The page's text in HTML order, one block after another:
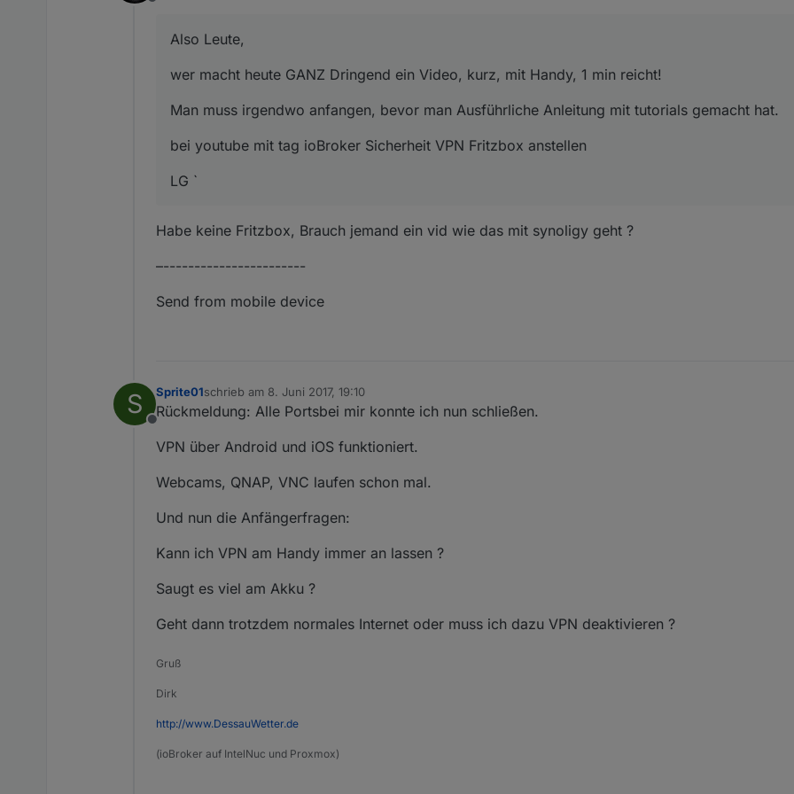
Offline
Also Leute,
wer macht heute GANZ Dringend ein Video, kurz, mit Handy, 1 min reicht!
Man muss irgendwo anfangen, bevor man Ausführliche Anleitung mit tutorials gemacht hat.
bei youtube mit tag ioBroker Sicherheit VPN Fritzbox anstellen
LG `
Habe keine Fritzbox, Brauch jemand ein vid wie das mit synoligy geht ?
–-----------------------
Send from mobile device
S
Offline
Sprite01schrieb am 8. Juni 2017, 19:10
zuletzt editiert von
Rückmeldung: Alle Portsbei mir konnte ich nun schließen.
VPN über Android und iOS funktioniert.
Webcams, QNAP, VNC laufen schon mal.
Und nun die Anfängerfragen:
Kann ich VPN am Handy immer an lassen ?
Saugt es viel am Akku ?
Geht dann trotzdem normales Internet oder muss ich dazu VPN deaktivieren ?
Gruß
Dirk
http://www.DessauWetter.de
(ioBroker auf IntelNuc und Proxmox)